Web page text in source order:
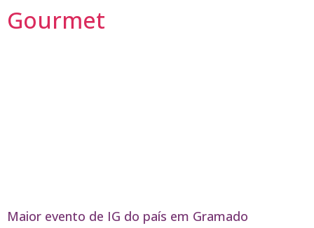
Gourmet
Maior evento de IG do país em Gramado